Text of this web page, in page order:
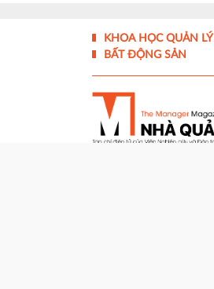
KHOA HỌC QUẢN LÝ
BẤT ĐỘNG SẢN